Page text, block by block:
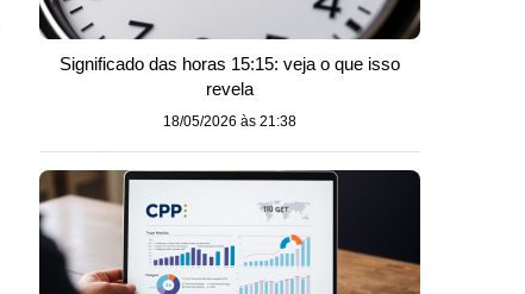
Significado das horas 15:15: veja o que isso
revela
18/05/2026 às 21:38